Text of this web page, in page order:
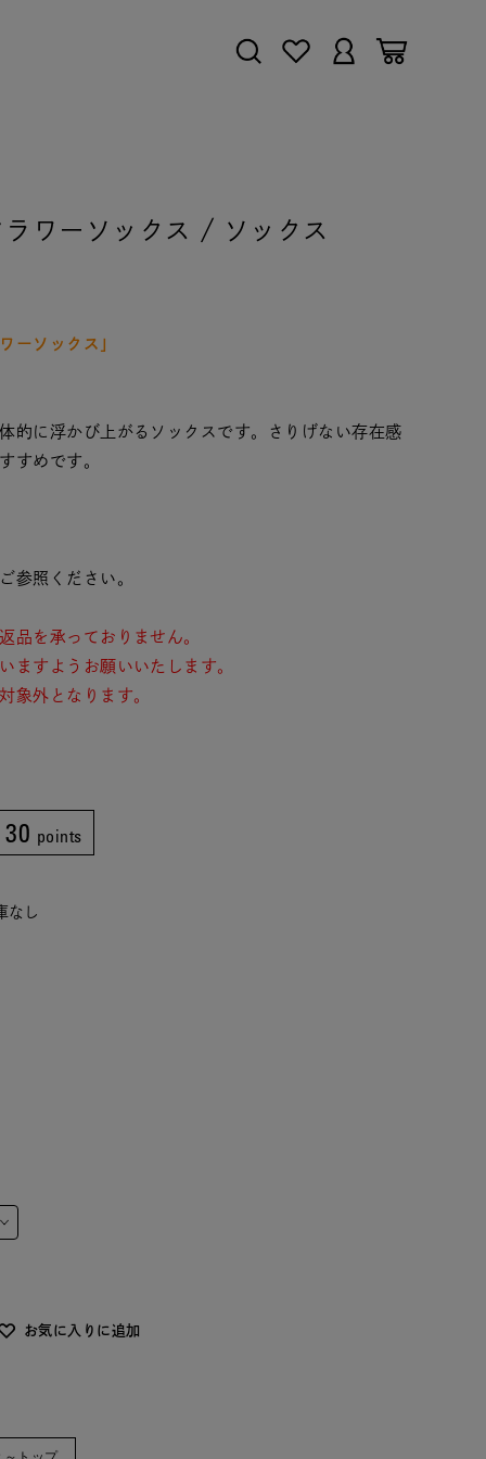
ワーソックス / ソックス
ーソックス」
的に浮かび上がるソックスです。さりげない存在感
すめです。
参照ください。
品を承っておりません。
ますようお願いいたします。
象外となります。
30 points
し
お気に入りに追加